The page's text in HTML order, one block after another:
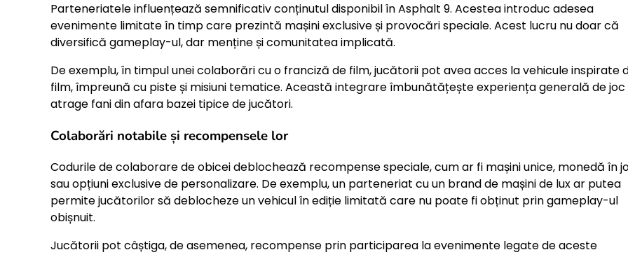
Parteneriatele influențează semnificativ conținutul disponibil în Asphalt 9. Acestea introduc adesea
evenimente limitate în timp care prezintă mașini exclusive și provocări speciale. Acest lucru nu doar că
diversifică gameplay-ul, dar menține și comunitatea implicată.
De exemplu, în timpul unei colaborări cu o franciză de film, jucătorii pot avea acces la vehicule inspirate
film, împreună cu piste și misiuni tematice. Această integrare îmbunătățește experiența generală de joc
atrage fani din afara bazei tipice de jucători.
Colaborări notabile și recompensele lor
Codurile de colaborare de obicei deblochează recompense speciale, cum ar fi mașini unice, monedă în
sau opțiuni exclusive de personalizare. De exemplu, un parteneriat cu un brand de mașini de lux ar putea
permite jucătorilor să deblocheze un vehicul în ediție limitată care nu poate fi obținut prin gameplay-ul
obișnuit.
Jucătorii pot câștiga, de asemenea, recompense prin participarea la evenimente legate de aceste